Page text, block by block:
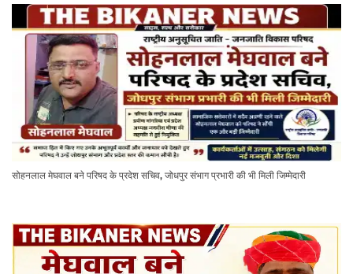
सोहनलाल मेघवाल बने परिषद के प्रदेश सचिव, जोधपुर संभाग प्रभारी की भी मिली जिम्मेदारी